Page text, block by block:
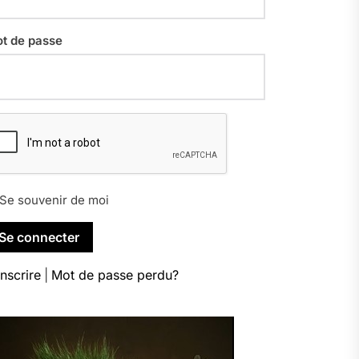
de passe
Se souvenir de moi
Mot de passe perdu?